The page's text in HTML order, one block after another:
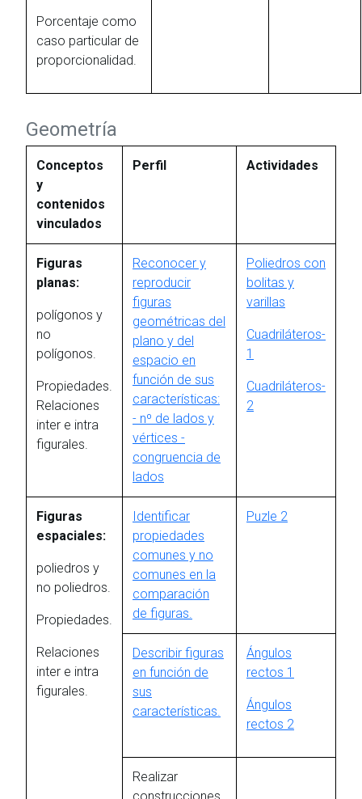
Porcentaje como
caso particular de
proporcionalidad.
Geometría
Conceptos
y
contenidos
vinculados
Perfil Actividades
Figuras
planas:
polígonos y
no
polígonos.
Propiedades.
Relaciones
inter e intra
figurales.
Reconocer y
reproducir
figuras
geométricas del
plano y del
espacio en
función de sus
características:
- nº de lados y
vértices -
congruencia de
lados
Poliedros con
bolitas y
varillas
Cuadriláteros-
1
Cuadriláteros-
2
Figuras
espaciales:
poliedros y
no poliedros.
Propiedades.
Relaciones
inter e intra
figurales.
Identificar
propiedades
comunes y no
comunes en la
comparación
de figuras.
Puzle 2
Describir figuras
en función de
sus
características.
Ángulos
rectos 1
Ángulos
rectos 2
Realizar